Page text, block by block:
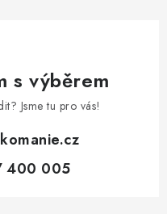
s výběrem
Jsme tu pro vás!
400 005